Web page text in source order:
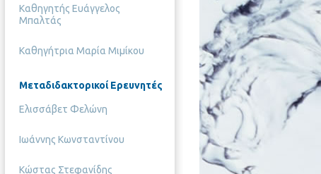
Καθηγητής Ευάγγελος
Μπαλτάς
Καθηγήτρια Μαρία Μιμίκου
Μεταδιδακτορικοί Ερευνητές
Ελισσάβετ Φελώνη
Ιωάννης Κωνσταντίνου
Κώστας Στεφανίδης